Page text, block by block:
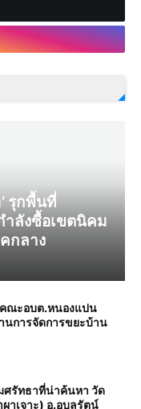
รุกพื้นที่
ำลังซื้อเขตนิคม
กลาง
ณะอบต.หนองแปน
นการจัดการขยะบ้าน
ศรัทธาที่น่าค้นหา วัด
าเจาะ) อ.อุบลรัตน์